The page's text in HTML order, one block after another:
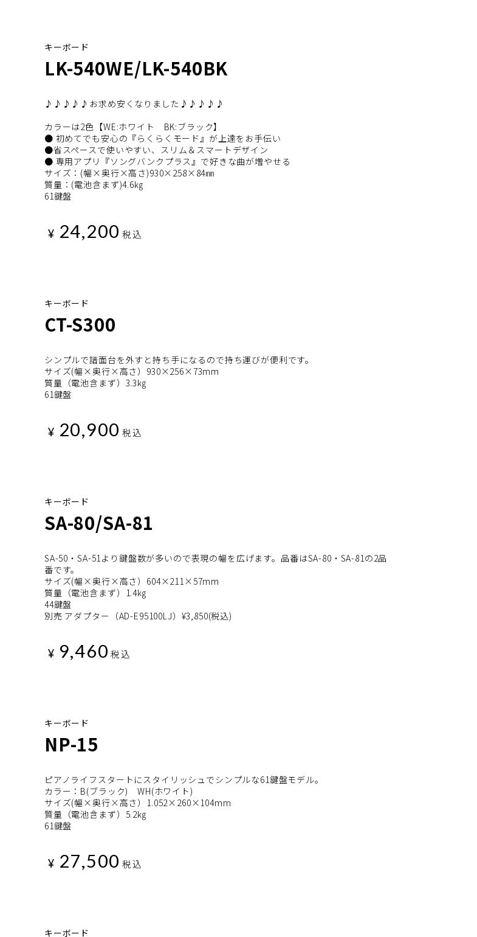
キーボード
LK-540WE/LK-540BK
♪♪♪♪♪お求め安くなりました♪♪♪♪♪
カラーは2色【WE:ホワイト BK:ブラック】
● 初めてでも安心の『らくらくモード』が上達をお手伝い
●省スペースで使いやすい、スリム＆スマートデザイン
● 専用アプリ『ソングバンクプラス』で好きな曲が増やせる
サイズ：(幅×奥行×高さ)930×258×84㎜
質量：(電池含まず)4.6㎏
61鍵盤
¥ 24,200 税込
キーボード
CT-S300
シンプルで譜面台を外すと持ち手になるので持ち運びが便利です。
サイズ(幅×奥行×高さ）930×256×73mm
質量（電池含まず）3.3㎏
61鍵盤
¥ 20,900 税込
キーボード
SA-80/SA-81
SA-50・SA-51より鍵盤数が多いので表現の幅を広げます。品番はSA-80・SA-81の2品
番です。
サイズ(幅×奥行×高さ）604×211×57mm
質量（電池含まず）1.4㎏
44鍵盤
別売 アダプター（AD-E95100LJ）¥3,850(税込)
¥ 9,460 税込
キーボード
NP-15
ピアノライフスタートにスタイリッシュでシンプルな61鍵盤モデル。
カラー：B(ブラック) WH(ホワイト)
サイズ(幅×奥行×高さ）1.052×260×104mm
質量（電池含まず）5.2㎏
61鍵盤
¥ 27,500 税込
キーボード